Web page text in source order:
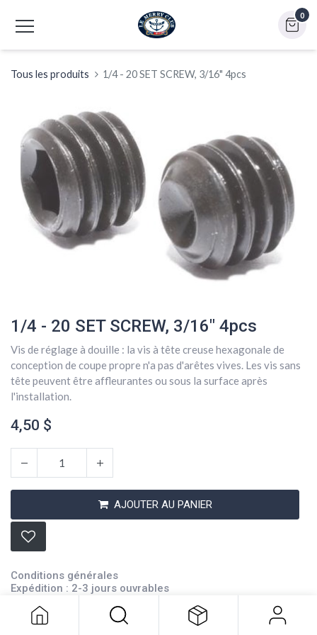
0
Tous les produits 1/4 - 20 SET SCREW, 3/16" 4pcs
1/4 - 20 SET SCREW, 3/16" 4pcs
Vis de réglage à douille : la vis à tête creuse hexagonale de
conception de coupe propre n'a pas d'arêtes vives. Les vis sans
tête peuvent être affleurantes ou sous la surface après
l'installation.
4,50 $
AJOUTER AU PANIER
Conditions générales
Expédition : 2-3 jours ouvrables
4,50$